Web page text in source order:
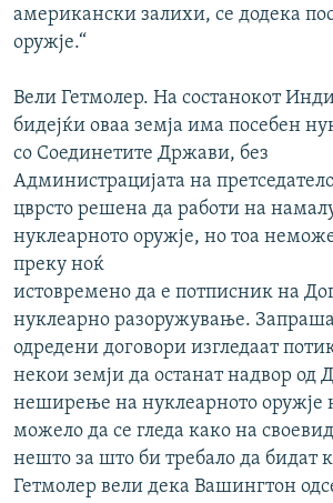
американски залихи, се додека
оружје.“
Вели Гетмолер. На состанокот
бидејќи оваа земја има посебен
со Соединетите Држави, без
Администрацијата на
цврсто решена да работи на
нуклеарното оружје, но тоа
преку ноќ
истовремено да е потписник на
нуклеарно разоружување.
одредени договори изгледаат
некои земји да останат надвор од
неширење на нуклеарното оружје
можело да се гледа како на
нешто за што би требало да бидат
Гетмолер вели дека Вашингтон